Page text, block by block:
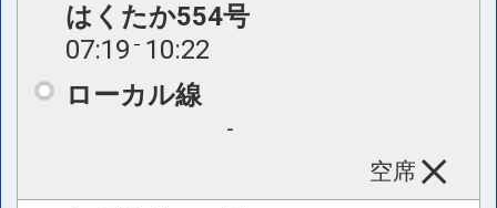
はくたか554号
07:19 10:22
ローカル線
-
空席